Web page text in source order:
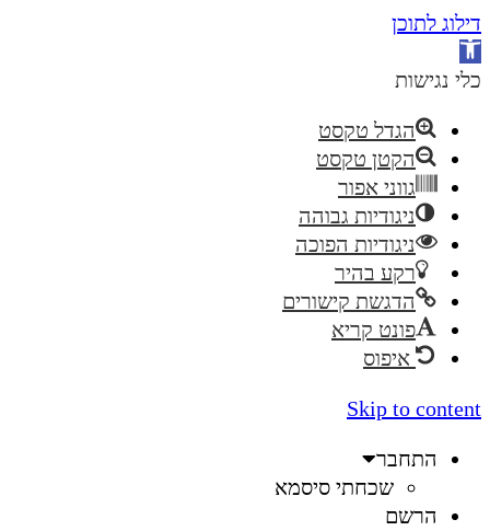
דילוג לתוכן
פתח
סרגל
כלי נגישות
הגדל טקסט
הקטן טקסט
גווני אפור
ניגודיות גבוהה
ניגודיות הפוכה
רקע בהיר
הדגשת קישורים
פונט קריא
איפוס
Skip to content
התחבר
שכחתי סיסמא
הרשם